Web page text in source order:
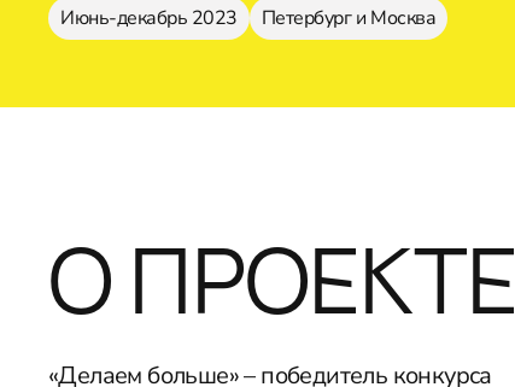
Июнь-декабрь 2023 Петербург и Москва
О ПРОЕКТЕ
«Делаем больше» – победитель конкурса